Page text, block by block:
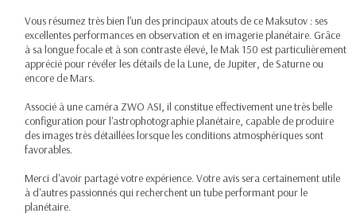
Vous résumez très bien l'un des principaux atouts de ce Maksutov : ses
excellentes performances en observation et en imagerie planétaire. Grâce
à sa longue focale et à son contraste élevé, le Mak 150 est particulièrement
apprécié pour révéler les détails de la Lune, de Jupiter, de Saturne ou
encore de Mars.
Associé à une caméra ZWO ASI, il constitue effectivement une très belle
configuration pour l'astrophotographie planétaire, capable de produire
des images très détaillées lorsque les conditions atmosphériques sont
favorables.
Merci d'avoir partagé votre expérience. Votre avis sera certainement utile
à d'autres passionnés qui recherchent un tube performant pour le
planétaire.